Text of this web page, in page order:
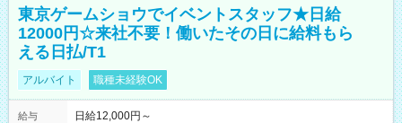
東京ゲームショウでイベントスタッフ★日給
12000円☆来社不要！働いたその日に給料もら
える日払/T1
アルバイト 職種未経験OK
給与
日給12,000円～